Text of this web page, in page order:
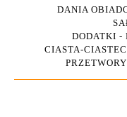
DANIA
DODATKI -
CIASTA-
PRZETWORY